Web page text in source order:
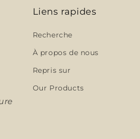
Liens rapides
Recherche
À propos de nous
Repris sur
Our Products